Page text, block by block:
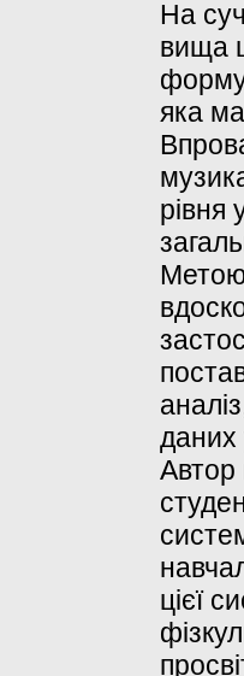
На
вища
яка
рівня
Метою
даних
Автор
цієї